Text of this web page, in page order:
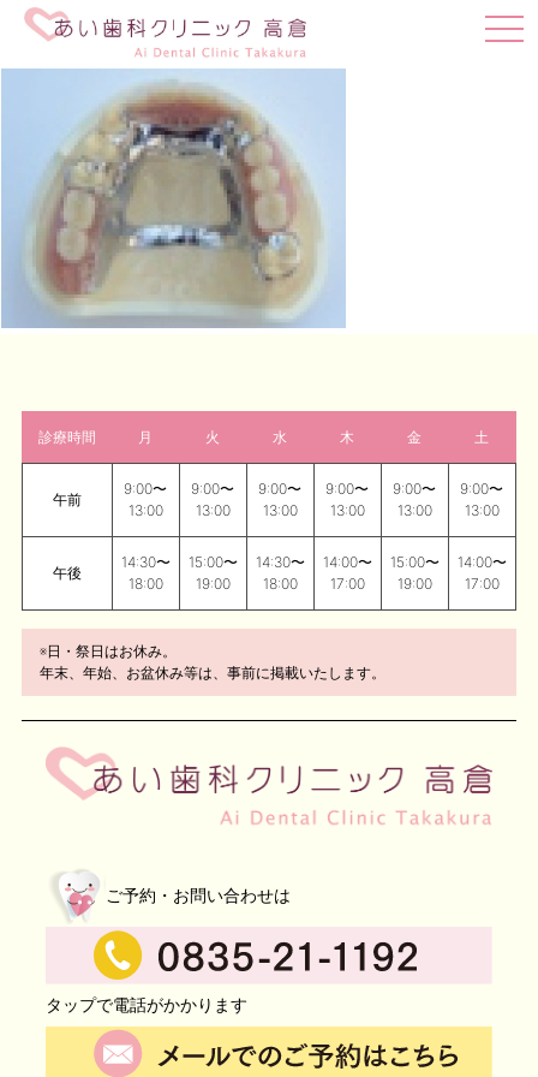
t
診療時間 月 火 水 木 金 土
午前
9:00〜
13:00
9:00〜
13:00
9:00〜
13:00
9:00〜
13:00
9:00〜
13:00
9:00〜
13:00
午後
14:30〜
18:00
15:00〜
19:00
14:30〜
18:00
14:00〜
17:00
15:00〜
19:00
14:00〜
17:00
※日・祭日はお休み。
年末、年始、お盆休み等は、事前に掲載いたします。
ご予約・お問い合わせは
タップで電話がかかります